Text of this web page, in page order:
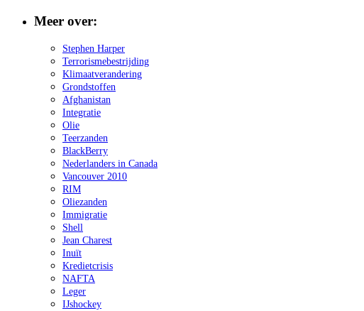
Meer over:
Stephen Harper
Terrorismebestrijding
Klimaatverandering
Grondstoffen
Afghanistan
Integratie
Olie
Teerzanden
BlackBerry
Nederlanders in Canada
Vancouver 2010
RIM
Oliezanden
Immigratie
Shell
Jean Charest
Inuït
Kredietcrisis
NAFTA
Leger
IJshockey